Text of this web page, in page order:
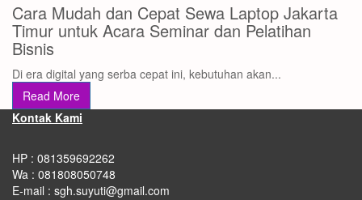
Cara Mudah dan Cepat Sewa Laptop Jakarta
Timur untuk Acara Seminar dan Pelatihan
Bisnis
Di era digital yang serba cepat ini, kebutuhan akan...
Read More
Kontak Kami
HP : 081359692262
Wa : 081808050748
E-mail : sgh.suyuti@gmail.com